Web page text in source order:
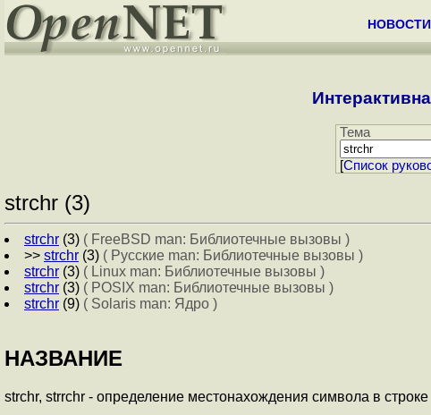
НОВОСТИ
Тема
[Cписок
strchr (3)
strchr (3) ( FreeBSD man: Библиотечные вызовы )
>> strchr (3) ( Русские man: Библиотечные вызовы )
strchr (3) ( Linux man: Библиотечные вызовы )
strchr (3) ( POSIX man: Библиотечные вызовы )
strchr (9) ( Solaris man: Ядро )
НАЗВАНИЕ
strchr, strrchr - определение местонахождения символа в строке